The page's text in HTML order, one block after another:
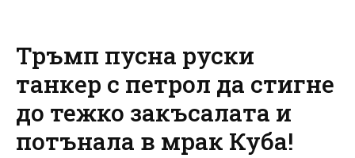
Тръмп пусна руски
танкер с петрол да стигне
до тежко закъсалата и
потънала в мрак Куба!